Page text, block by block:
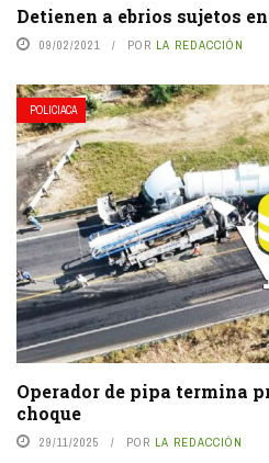
Detienen a ebrios sujetos
09/02/2021 POR LA REDACCIÓN
POLICIACA
Operador de pipa termina
choque
29/11/2025 POR LA REDACCIÓN